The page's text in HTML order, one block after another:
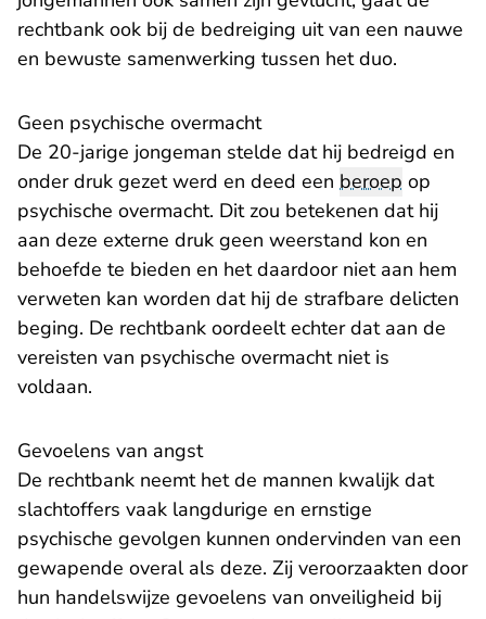
rechtbank ook bij de bedreiging uit van een nauwe
en bewuste samenwerking tussen het duo.
Geen psychische overmacht
De 20-jarige jongeman stelde dat hij bedreigd en
onder druk gezet werd en deed een beroep op
psychische overmacht. Dit zou betekenen dat hij
aan deze externe druk geen weerstand kon en
behoefde te bieden en het daardoor niet aan hem
verweten kan worden dat hij de strafbare delicten
beging. De rechtbank oordeelt echter dat aan de
vereisten van psychische overmacht niet is
voldaan.
Gevoelens van angst
De rechtbank neemt het de mannen kwalijk dat
slachtoffers vaak langdurige en ernstige
psychische gevolgen kunnen ondervinden van een
gewapende overal als deze. Zij veroorzaakten door
hun handelswijze gevoelens van onveiligheid bij